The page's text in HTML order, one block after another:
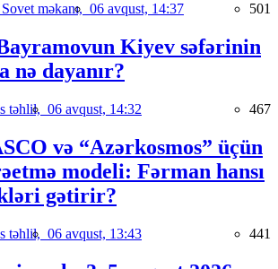
məkanı, 06 avqust, 14:37 501
Kiyev səfərinin
nə dayanır?
təhlil, 06 avqust, 14:32 467
və “Azərkosmos” üçün
modeli: Fərman hansı
gətirir?
təhlil, 06 avqust, 13:43 441